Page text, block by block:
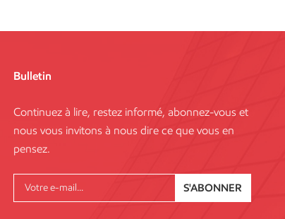
Bulletin
Continuez à lire, restez informé, abonnez-vous et
nous vous invitons à nous dire ce que vous en
pensez.
S'ABONNER